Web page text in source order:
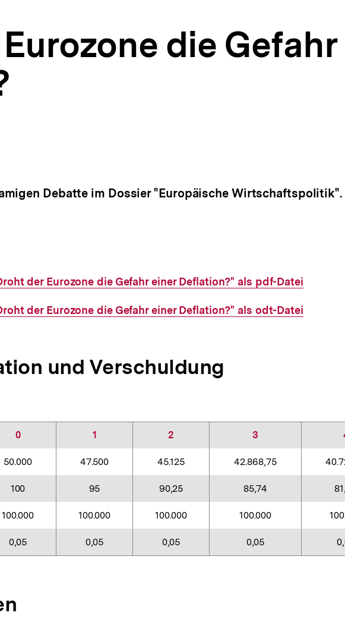
die
Debatte im Dossier "Europäische Wirtschaftspolitik".
der Eurozone die Gefahr einer Deflation?" als pdf-Datei
der Eurozone die Gefahr einer Deflation?" als odt-Datei
und Verschuldung
0 1 2 3
50.000 47.500 45.125 42.868,75
100 95 90,25 85,74
100.000 100.000 100.000 100.000
0,05 0,05 0,05 0,05